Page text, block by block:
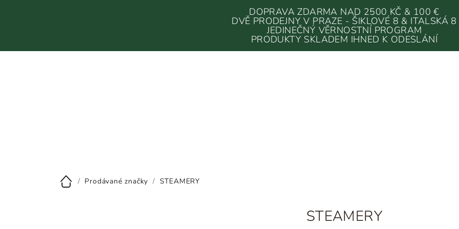
DOPRAVA ZDARMA NAD 2500 KČ & 100 €
DVĚ PRODEJNY V PRAZE - ŠIKLOVÉ 8 & ITALSKÁ 8
JEDINEČNÝ VĚRNOSTNÍ PROGRAM
PRODUKTY SKLADEM IHNED K ODESLÁNÍ
Domů
/ Prodávané značky / STEAMERY
STEAMERY